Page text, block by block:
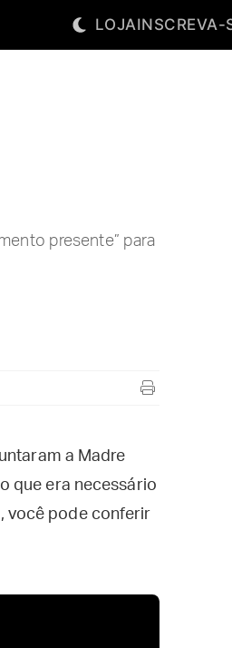
LOJAINSCREVA-
presente” para
a Madre
que era necessário
você pode conferir